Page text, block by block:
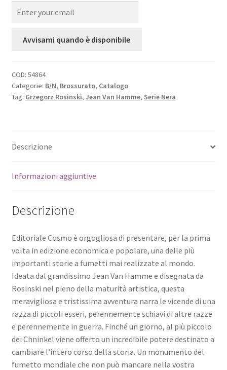
Avvisami quando è disponibile
COD: 54864
Categorie: B/N, Brossurato, Catalogo
Tag: Grzegorz Rosinski, Jean Van Hamme, Serie Nera
Descrizione
Informazioni aggiuntive
Descrizione
Editoriale Cosmo è orgogliosa di presentare, per la prima
volta in edizione economica e popolare, una delle più
importanti storie a fumetti mai realizzate al mondo.
Ideata dal grandissimo Jean Van Hamme e disegnata da
Rosinski nel pieno della maturità artistica, questa
meravigliosa e tristissima avventura narra le vicende di una
razza di piccoli esseri, perennemente schiavi di altre razze
e perennemente in guerra. Finché un giorno, al più piccolo
dei Chninkel viene offerto un incredibile potere destinato a
cambiare l’intero corso della storia. Un monumento del
fumetto mondiale che non può mancare nella vostra